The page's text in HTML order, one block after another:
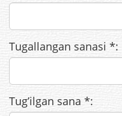
Tugallangan sanasi *:
Tug’ilgan sana *: